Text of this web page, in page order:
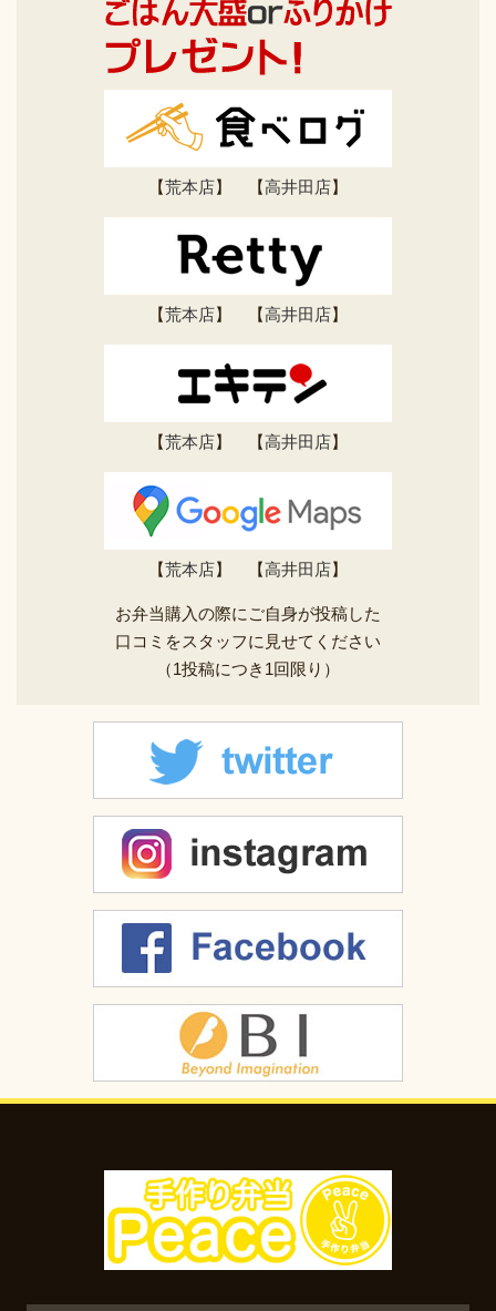
【荒本店】 【高井田店】
【荒本店】 【高井田店】
【荒本店】 【高井田店】
【荒本店】 【高井田店】
お弁当購入の際にご自身が投稿した
口コミをスタッフに見せてください
（1投稿につき1回限り）